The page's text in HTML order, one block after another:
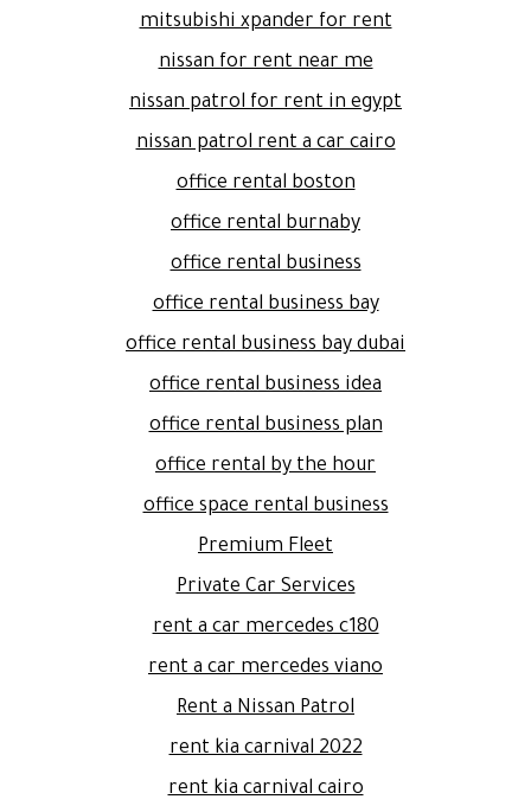
mitsubishi xpander for rent
nissan for rent near me
nissan patrol for rent in egypt
nissan patrol rent a car cairo
office rental boston
office rental burnaby
office rental business
office rental business bay
office rental business bay dubai
office rental business idea
office rental business plan
office rental by the hour
office space rental business
Premium Fleet
Private Car Services
rent a car mercedes c180
rent a car mercedes viano
Rent a Nissan Patrol
rent kia carnival 2022
rent kia carnival cairo